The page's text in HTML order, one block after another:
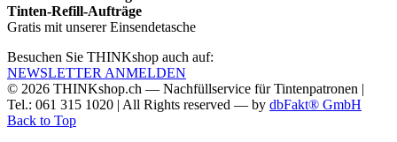
Tinten-Refill-Aufträge
Gratis mit unserer Einsendetasche
Besuchen Sie THINKshop auch auf:
NEWSLETTER ANMELDEN
© 2026 THINKshop.ch — Nachfüllservice fürTintenpatronen |
Tel.: 061 315 1020 | All Rights reserved — by dbFakt® GmbH
Back to Top